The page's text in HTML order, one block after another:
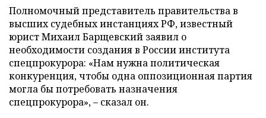
Полномочный представитель правительства в
высших судебных инстанциях РФ, известный
юрист Михаил Барщевский заявил о
необходимости создания в России института
спецпрокурора: «Нам нужна политическая
конкуренция, чтобы одна оппозиционная партия
могла бы потребовать назначения
спецпрокурора», – сказал он.